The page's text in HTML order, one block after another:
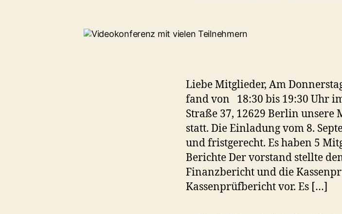
Liebe Mitglieder, Am
fand von 18:30 bis 19:30 Uhr
Straße 37, 12629 Berlin
statt. Die Einladung vom 8.
und fristgerecht. Es haben 5
Berichte Der vorstand stellte
Finanzbericht und die
Kassenprüfbericht vor. Es […]